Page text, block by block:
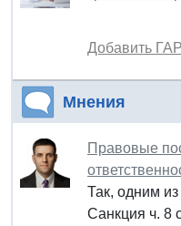
Добавить
Мнения
Правовые
Так, одним
Санкция ч. 8